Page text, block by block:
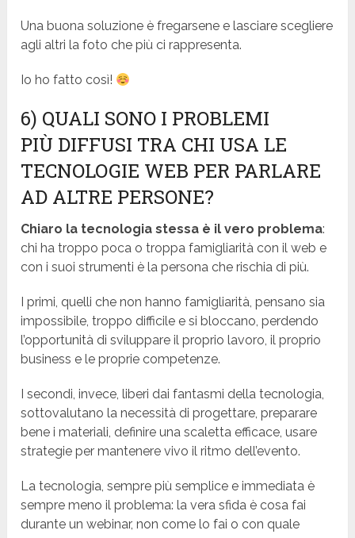
Una buona soluzione è fregarsene e lasciare scegliere
agli altri la foto che più ci rappresenta.
Io ho fatto così!
6) QUALI SONO I PROBLEMI
PIÙ DIFFUSI TRA CHI USA LE
TECNOLOGIE WEB PER PARLARE
AD ALTRE PERSONE?
Chiaro la tecnologia stessa è il vero problema:
chi ha troppo poca o troppa famigliarità con il web e
con i suoi strumenti è la persona che rischia di più.
I primi, quelli che non hanno famigliarità, pensano sia
impossibile, troppo difficile e si bloccano, perdendo
l’opportunità di sviluppare il proprio lavoro, il proprio
business e le proprie competenze.
I secondi, invece, liberi dai fantasmi della tecnologia,
sottovalutano la necessità di progettare, preparare
bene i materiali, definire una scaletta efficace, usare
strategie per mantenere vivo il ritmo dell’evento.
La tecnologia, sempre più semplice e immediata è
sempre meno il problema: la vera sfida è cosa fai
durante un webinar, non come lo fai o con quale